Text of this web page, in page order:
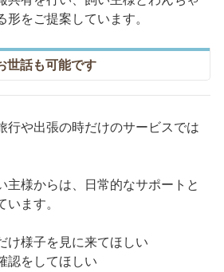
形をご提案しています。
世話も可能です
行や出張の時だけのサービスでは
主様からは、日常的なサポートと
います。
け様子を見に来てほしい
認をしてほしい